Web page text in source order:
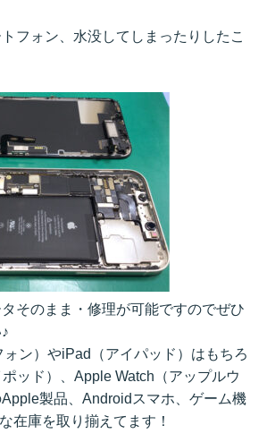
フォン、水没してしまったりしたこ
そのまま・修理が可能ですのでぜひ
ン）やiPad（アイパッド）はもちろ
ッド）、Apple Watch（アップルウ
製品、Androidスマホ、ゲーム機
在庫を取り揃えてます！